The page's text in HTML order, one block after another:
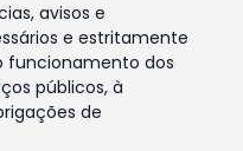
avisos e
e estritamente
funcionamento dos
públicos, à
de